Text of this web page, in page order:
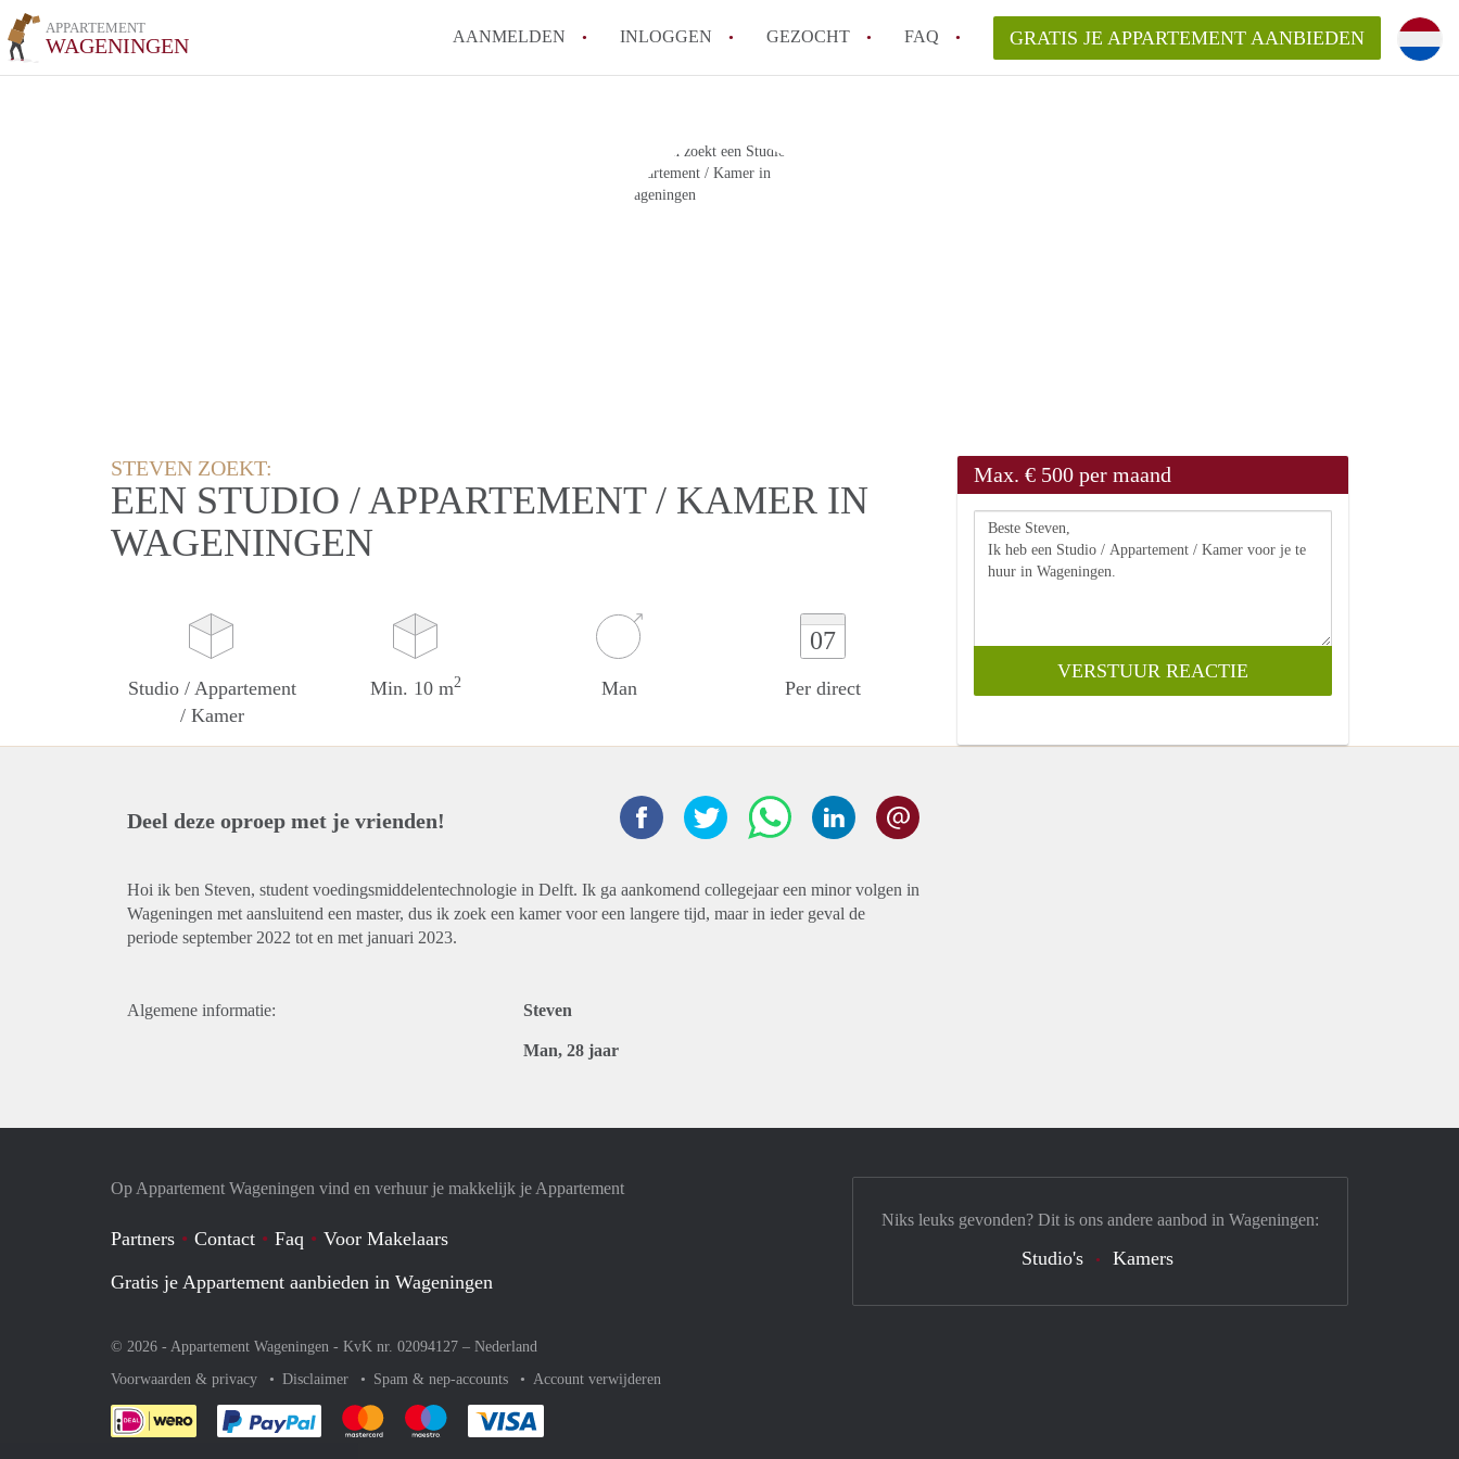
APPARTEMENT
WAGENINGEN AANMELDEN INLOGGEN GEZOCHT FAQ
How to translate AppartementWageningen!
Berekent AppartementWageningen
GRATIS JE APPARTEMENT AANBIEDEN
STEVEN ZOEKT:
EEN STUDIO / APPARTEMENT / KAMER IN
WAGENINGEN
Studio / Appartement
/ Kamer
Min. 10 m2 Man
07
Per direct
Max. € 500 per maand
Deel deze oproep met je vrienden!
Hoi ik ben Steven, student voedingsmiddelentechnologie in Delft. Ik ga aankomend collegejaar een minor volgen in
Wageningen met aansluitend een master, dus ik zoek een kamer voor een langere tijd, maar in ieder geval de
periode september 2022 tot en met januari 2023.
Algemene informatie: Steven
Man, 28 jaar
Op Appartement Wageningen vind en verhuur je makkelijk je Appartement
Partners Contact Faq
Voor Makelaars
Gratis je Appartement aanbieden in Wageningen
© 2026 - Appartement Wageningen - KvK nr. 02094127 – Nederland
Voorwaarden & privacy
Disclaimer Spam & nep-accounts Account verwijderen
Je rekent gemakkelijk af met Paypal
Je rekent gemakkelijk af met Mastercard
Je rekent gemakkelijk af met Meastro
Niks leuks gevonden? Dit is ons andere aanbod in Wageningen:
Studio's Kamers